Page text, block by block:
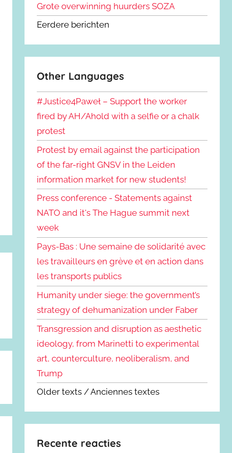
Grote overwinning huurders SOZA
Eerdere berichten
Other Languages
#Justice4Paweł – Support the worker
fired by AH/Ahold with a selfie or a chalk
protest
Protest by email against the participation
of the far-right GNSV in the Leiden
information market for new students!
Press conference - Statements against
NATO and it's The Hague summit next
week
Pays-Bas : Une semaine de solidarité avec
les travailleurs en grève et en action dans
les transports publics
Humanity under siege: the government’s
strategy of dehumanization under Faber
Transgression and disruption as aesthetic
ideology, from Marinetti to experimental
art, counterculture, neoliberalism, and
Trump
Older texts / Anciennes textes
Recente reacties